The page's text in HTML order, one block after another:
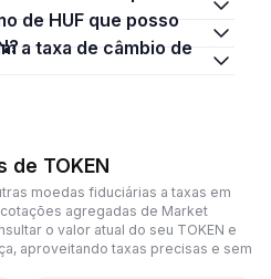
de TOKEN
moedas fiduciárias a taxas em
agregadas de Market
o valor atual do seu TOKEN e
aproveitando taxas precisas e sem